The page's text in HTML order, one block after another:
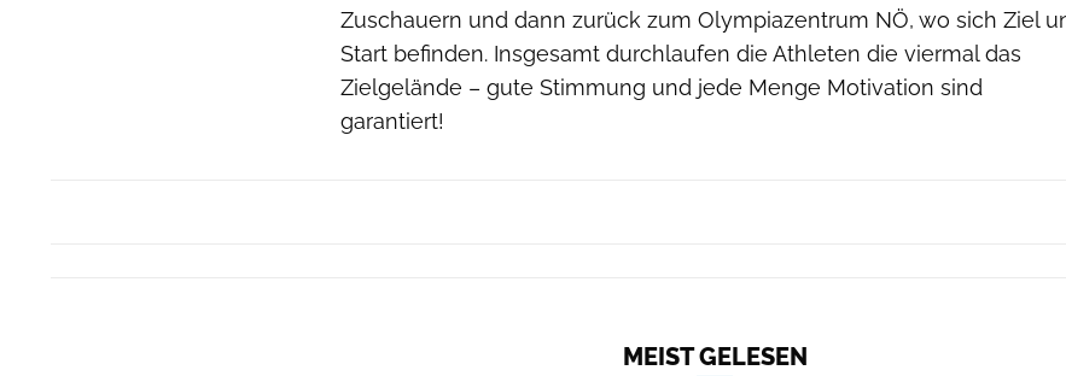
Zuschauern und dann zurück zum Olympiazentrum NÖ, wo sich Ziel
Start befinden. Insgesamt durchlaufen die Athleten die viermal das
Zielgelände – gute Stimmung und jede Menge Motivation sind
garantiert!
MEIST GELESEN